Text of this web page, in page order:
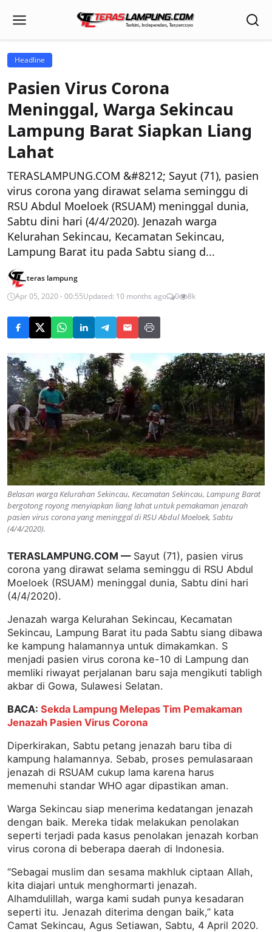
Headline
Pasien Virus Corona
Meninggal, Warga Sekincau
Lampung Barat Siapkan Liang
Lahat
TERASLAMPUNG.COM &#8212; Sayut (71), pasien
virus corona yang dirawat selama seminggu di
RSU Abdul Moeloek (RSUAM) meninggal dunia,
Sabtu dini hari (4/4/2020). Jenazah warga
Kelurahan Sekincau, Kecamatan Sekincau,
Lampung Barat itu pada Sabtu siang d...
teras lampung
Apr 05, 2020 - 00:55Updated: 10 months ago 0 8k
Belasan warga Kelurahan Sekincau, Kecamatan Sekincau, Lampung Barat
bergotong royong menyiapkan liang lahat untuk pemakaman jenazah
pasien virus corona yang meninggal di RSU Abdul Moeloek, Sabtu
(4/4/2020).
TERASLAMPUNG.COM —Sayut (71), pasien virus
corona yang dirawat selama seminggu di RSU Abdul
Moeloek (RSUAM) meninggal dunia, Sabtu dini hari
(4/4/2020).
Jenazah warga Kelurahan Sekincau, Kecamatan
Sekincau, Lampung Barat itu pada Sabtu siang dibawa
ke kampung halamannya untuk dimakamkan. S
menjadi pasien virus corona ke-10 di Lampung dan
memliki riwayat perjalanan baru saja mengikuti tabligh
akbar di Gowa, Sulawesi Selatan.
BACA: Sekda Lampung Melepas Tim Pemakaman
Jenazah Pasien Virus Corona
Diperkirakan, Sabtu petang jenazah baru tiba di
kampung halamannya. Sebab, proses pemulasaraan
jenazah di RSUAM cukup lama karena harus
memenuhi standar WHO agar dipastikan aman.
Warga Sekincau siap menerima kedatangan jenazah
dengan baik. Mereka tidak melakukan penolakan
seperti terjadi pada kasus penolakan jenazah korban
virus corona di beberapa daerah di Indonesia.
“Sebagai muslim dan sesama makhluk ciptaan Allah,
kita diajari untuk menghormarti jenazah.
Alhamdulillah, warga kami sudah punya kesadaran
seperti itu. Jenazah diterima dengan baik,” kata
Camat Sekincau, Agus Setiawan, Sabtu, 4 April 2020.